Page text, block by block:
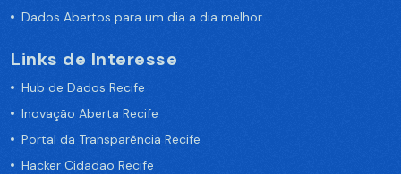
Dados Abertos para um dia a dia melhor
Links de Interesse
Hub de Dados Recife
Inovação Aberta Recife
Portal da Transparência Recife
Hacker Cidadão Recife